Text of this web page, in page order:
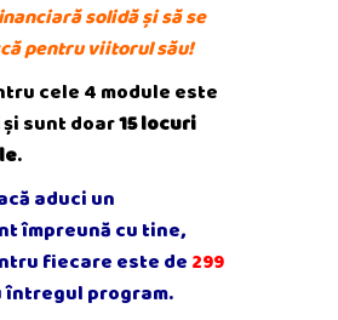
solidă și să se
pentru viitorul său!
cele 4 module este
și sunt doar15 locuri
.
aduci un
împreună cu tine,
fiecare este de 299
întregul program.